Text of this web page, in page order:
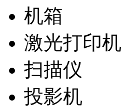
机箱
激光打印机
扫描仪
投影机